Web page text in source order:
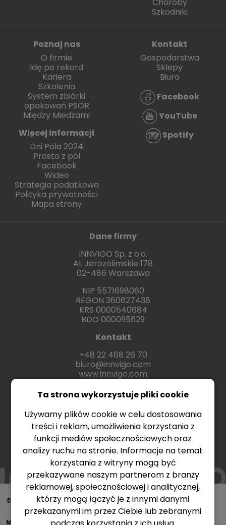
Ta strona wykorzystuje pliki cookie
Używamy plików cookie w celu dostosowania
treści i reklam, umożliwienia korzystania z
funkcji mediów społecznościowych oraz
analizy ruchu na stronie. Informacje na temat
korzystania z witryny mogą być
przekazywane naszym partnerom z branży
reklamowej, społecznościowej i analitycznej,
którzy mogą łączyć je z innymi danymi
przekazanymi im przez Ciebie lub zebranymi
Szkodniki
Poznaj nas
O firmie
Idę po rekord
Kariera
Szkolenia
System zbiórki
opakowań PSOR
Między Miedzami
Więcej informacji
Dni Pola 2024
Prosto z pól
Facebook
Wideo
Strategia podatkowa
Polityka prywatności
Mapa strony
Kontakt
Gospodarstwa
Sklepy
Biuro
Facebook
YouTube
Spotify
Dane firmy
INNVIGO Sp. z o.o.
Al. Jerozolimskie 178
02-486 Warszawa
NIP 5571698060
REGON 360627438
KRS 0000540684
BDO 000095629
Kontakt
+48 22 468 26 70
biuro@innvigo.com
www.innvigo.com
© Copyright 2026 Innvigo - Better chemistry
Made & Design Creative AgencyNetimage